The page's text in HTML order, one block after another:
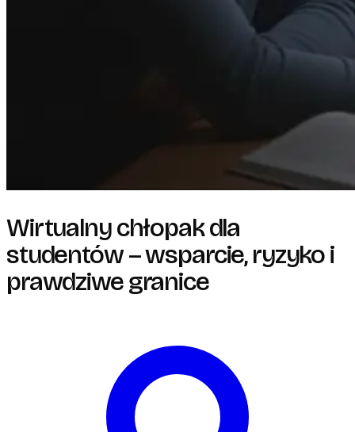
Wirtualny chłopak dla
studentów – wsparcie, ryzyko i
prawdziwe granice